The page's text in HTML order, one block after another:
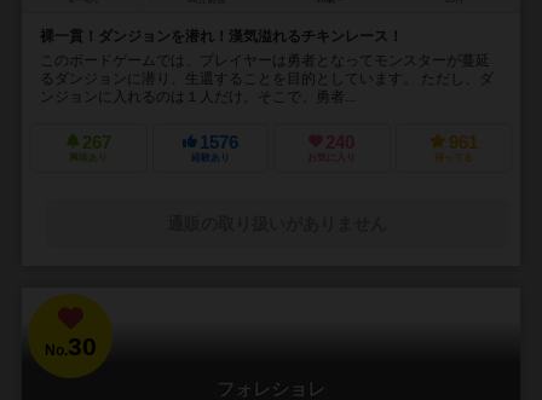
裸一貫！ダンジョンを潜れ！漢気溢れるチキンレース！
このボードゲームでは、プレイヤーは勇者となってモンスターが蔓延
るダンジョンに潜り、生還することを目的としています。 ただし、ダ
ンジョンに入れるのは１人だけ。そこで、勇者...
267
興味あり
1576
経験あり
240
お気に入り
961
持ってる
No.30
フォレショレ